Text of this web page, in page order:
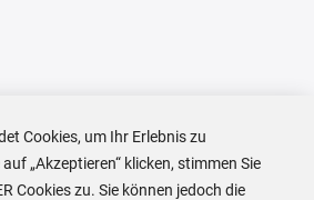
Cookies, um Ihr Erlebnis zu
„Akzeptieren“ klicken, stimmen Sie
Cookies zu. Sie können jedoch die